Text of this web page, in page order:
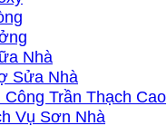
Nhà
Sửa Nhà
Công Trần Thạch Cao
Vụ Sơn Nhà